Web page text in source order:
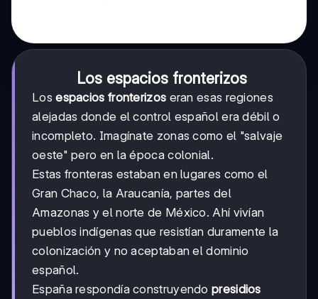
Los espacios fronterizos
Losespacios fronterizos eran esas regiones
alejadas donde el control español era débil o
incompleto. Imagínate zonas como el "salvaje
oeste" pero en la época colonial.
Estas fronteras estaban en lugares como el
Gran Chaco, la Araucanía, partes del
Amazonas y el norte de México. Ahí vivían
pueblos indígenas que resistían duramente la
colonización y no aceptaban el dominio
español.
España respondía construyendo presidios